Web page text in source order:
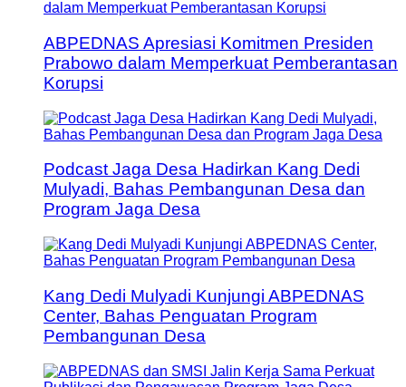
ABPEDNAS Apresiasi Komitmen Presiden
Prabowo dalam Memperkuat Pemberantasan
Korupsi
Podcast Jaga Desa Hadirkan Kang Dedi
Mulyadi, Bahas Pembangunan Desa dan
Program Jaga Desa
Kang Dedi Mulyadi Kunjungi ABPEDNAS
Center, Bahas Penguatan Program
Pembangunan Desa